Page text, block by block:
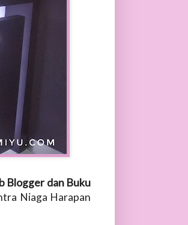
Blogger dan Buku
Niaga Harapan